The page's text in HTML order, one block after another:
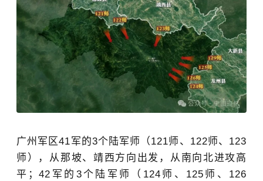
广州军区41军的3个陆军师（121师、122师、123
师），从那坡、靖西方向出发，从南向北进攻高
平；42军的3个陆军师（124师、125师、126